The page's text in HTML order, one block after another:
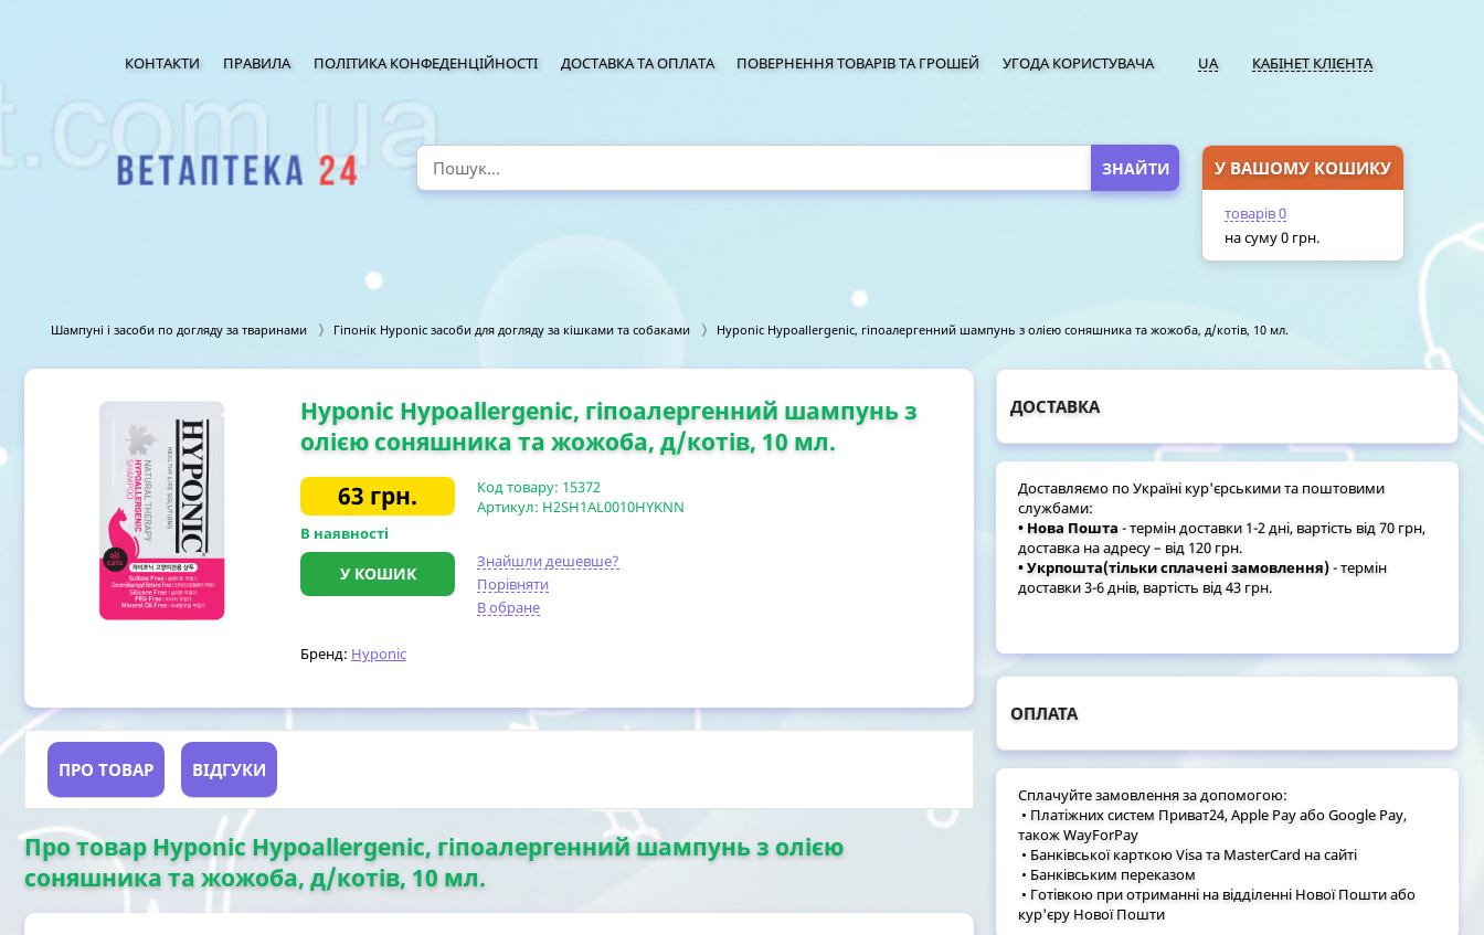
UA КАБІНЕТ КЛІЄНТА
КОНТАКТИ ПРАВИЛА ПОЛІТИКА КОНФЕДЕНЦІЙНОСТІ ДОСТАВКА ТА ОПЛАТА ПОВЕРНЕННЯ ТОВАРІВ ТА ГРОШЕЙ УГОДА КОРИСТУВАЧА
Шампуні і засоби по догляду за тваринами Гіпонік Hyponic засоби для догляду за кішками та собаками Hyponic Hypoallergenic, гіпоалергенний шампунь з олією соняшника та жожоба, д/котів, 10 мл.
Hyponic Hypoallergenic, гіпоалергенний шампунь з
олією соняшника та жожоба, д/котів, 10 мл.
63 грн. Код товару: 15372
Артикул: H2SH1AL0010HYKNN
В наявності
У КОШИК
Знайшли дешевше?
Порівняти
В обране
Бренд: Hyponic
ПРО ТОВАР ВІДГУКИ
Про товар Hyponic Hypoallergenic, гіпоалергенний шампунь з олією
соняшника та жожоба, д/котів, 10 мл.
ДОСТАВКА
Доставляємо по Україні кур'єрськими та поштовими
службами:
• Нова Пошта - термін доставки 1-2 дні, вартість від 70 грн,
доставка на адресу – від 120 грн.
• Укрпошта(тільки сплачені замовлення)- термін
доставки 3-6 днів, вартість від 43 грн.
ОПЛАТА
Сплачуйте замовлення за допомогою:
• Платіжних систем Приват24, Apple Pay або Google Pay,
також WayForPay
• Банківської карткою Visa та MasterCard на сайті
• Банківським переказом
• Готівкою при отриманні на відділенні Нової Пошти або
кур'єру Нової Пошти
У ВАШОМУ КОШИКУ
ПЕРЕЙТИ У КОШИК
товарів0
на суму0 грн.